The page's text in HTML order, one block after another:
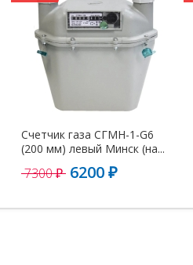
Счетчик газа СГМН-1-G6
(200 мм) левый Минск (на...
7300 ₽ 6200 ₽